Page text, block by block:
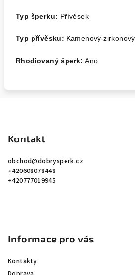
Typ šperku: Přívěsek
Typ přívěsku: Kamenový-zirkonový
Rhodiovaný šperk: Ano
Kontakt
obchod@dobrysperk.cz
+420608078448
+420777019945
Informace pro vás
Kontakty